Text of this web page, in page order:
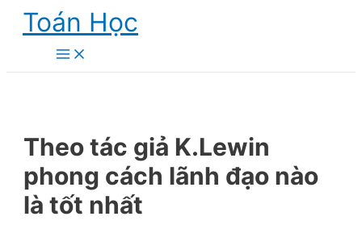
Skip
content
Toán Học
Main
Menu
Theo tác giả K.Lewin
phong cách lãnh đạo nào
là tốt nhất